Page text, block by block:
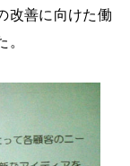
改善に向けた働
。